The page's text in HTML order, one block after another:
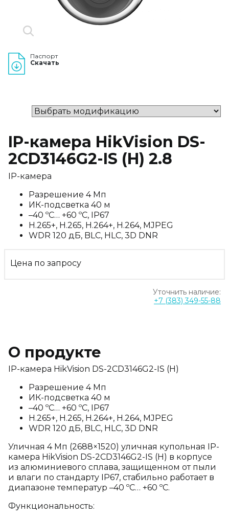
Паспорт
Скачать
IP-камера HikVision DS-
2CD3146G2-IS (H) 2.8
IP-камера
Разрешение 4 Мп
ИК-подсветка 40 м
–40 ºC… +60 ºC, IP67
H.265+, H.265, H.264+, H.264, MJPEG
WDR 120 дБ, BLC, HLC, 3D DNR
Цена по запросу
Уточнить наличие:
+7 (383) 349-55-88
О продукте
IP-камера HikVision DS-2CD3146G2-IS (H)
Разрешение 4 Мп
ИК-подсветка 40 м
–40 ºC… +60 ºC, IP67
H.265+, H.265, H.264+, H.264, MJPEG
WDR 120 дБ, BLC, HLC, 3D DNR
Уличная 4 Мп (2688×1520) уличная купольная IP-
камера HikVision DS-2CD3146G2-IS (H) в корпусе
из алюминиевого сплава, защищенном от пыли
и влаги по стандарту IP67, стабильно работает в
диапазоне температур –40 ºC… +60 ºC.
Функциональность: